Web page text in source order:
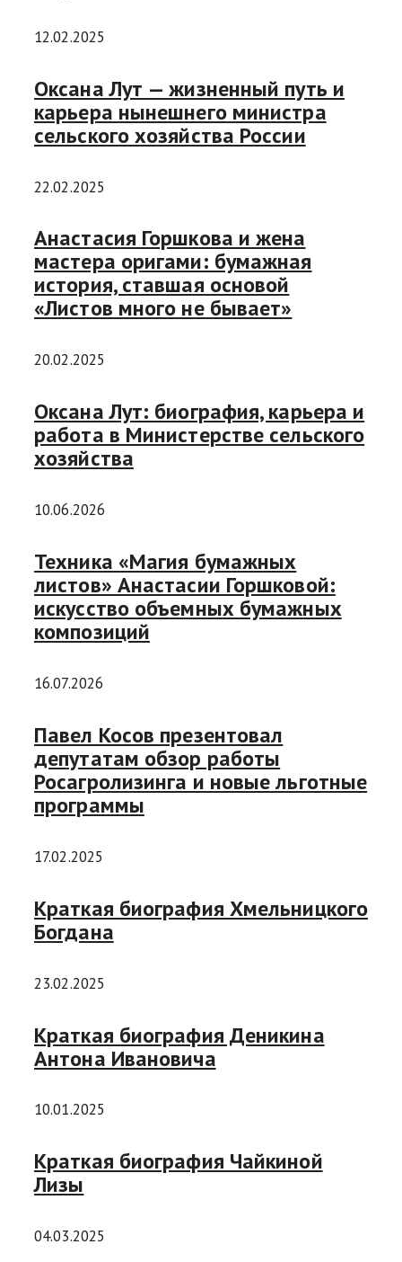
12.02.2025
Оксана Лут — жизненный путь и
карьера нынешнего министра
сельского хозяйства России
22.02.2025
Анастасия Горшкова и жена
мастера оригами: бумажная
история, ставшая основой
«Листов много не бывает»
20.02.2025
Оксана Лут: биография, карьера и
работа в Министерстве сельского
хозяйства
10.06.2026
Техника «Магия бумажных
листов» Анастасии Горшковой:
искусство объемных бумажных
композиций
16.07.2026
Павел Косов презентовал
депутатам обзор работы
Росагролизинга и новые льготные
программы
17.02.2025
Краткая биография Хмельницкого
Богдана
23.02.2025
Краткая биография Деникина
Антона Ивановича
10.01.2025
Краткая биография Чайкиной
Лизы
04.03.2025